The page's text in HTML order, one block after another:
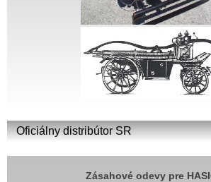
Oficiálny distribútor SR
Zásahové odevy pre